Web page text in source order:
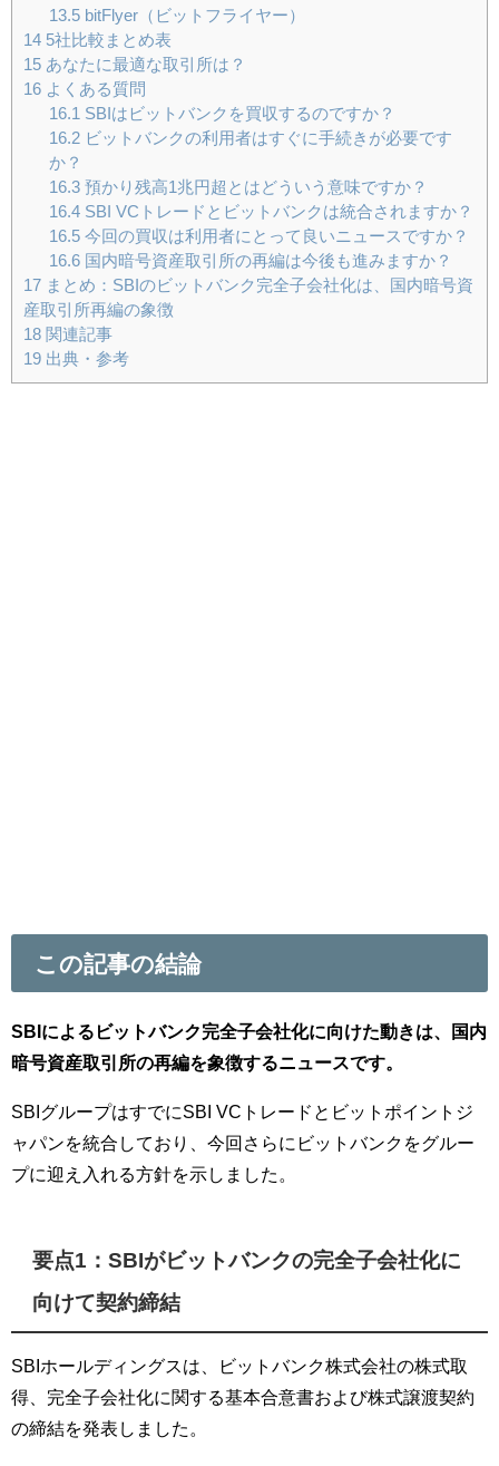
13.5bitFlyer（ビットフライヤー）
14 5社比較まとめ表
15 あなたに最適な取引所は？
16 よくある質問
16.1 SBIはビットバンクを買収するのですか？
16.2ビットバンクの利用者はすぐに手続きが必要です
か？
16.3預かり残高1兆円超とはどういう意味ですか？
16.4SBI VCトレードとビットバンクは統合されますか？
16.5今回の買収は利用者にとって良いニュースですか？
16.6国内暗号資産取引所の再編は今後も進みますか？
17 まとめ：SBIのビットバンク完全子会社化は、国内暗号資
産取引所再編の象徴
18 関連記事
19 出典・参考
この記事の結論
SBIによるビットバンク完全子会社化に向けた動きは、国内
暗号資産取引所の再編を象徴するニュースです。
SBIグループはすでにSBI VCトレードとビットポイントジ
ャパンを統合しており、今回さらにビットバンクをグルー
プに迎え入れる方針を示しました。
要点1：SBIがビットバンクの完全子会社化に
向けて契約締結
SBIホールディングスは、ビットバンク株式会社の株式取
得、完全子会社化に関する基本合意書および株式譲渡契約
の締結を発表しました。